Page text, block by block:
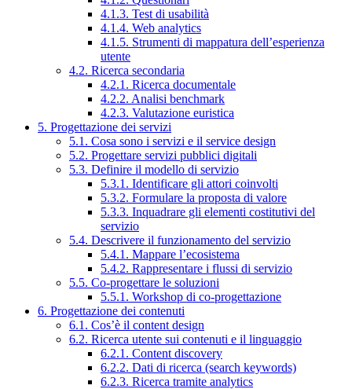
4.1.3. Test di usabilità
4.1.4. Web analytics
4.1.5. Strumenti di mappatura dell’esperienza
utente
4.2. Ricerca secondaria
4.2.1. Ricerca documentale
4.2.2. Analisi benchmark
4.2.3. Valutazione euristica
5. Progettazione dei servizi
5.1. Cosa sono i servizi e il service design
5.2. Progettare servizi pubblici digitali
5.3. Definire il modello di servizio
5.3.1. Identificare gli attori coinvolti
5.3.2. Formulare la proposta di valore
5.3.3. Inquadrare gli elementi costitutivi del
servizio
5.4. Descrivere il funzionamento del servizio
5.4.1. Mappare l’ecosistema
5.4.2. Rappresentare i flussi di servizio
5.5. Co-progettare le soluzioni
5.5.1. Workshop di co-progettazione
6. Progettazione dei contenuti
6.1. Cos’è il content design
6.2. Ricerca utente sui contenuti e il linguaggio
6.2.1. Content discovery
6.2.2. Dati di ricerca (search keywords)
6.2.3. Ricerca tramite analytics